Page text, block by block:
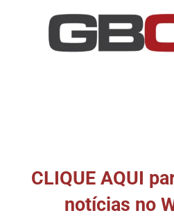
CLIQUE AQUI
notícias no